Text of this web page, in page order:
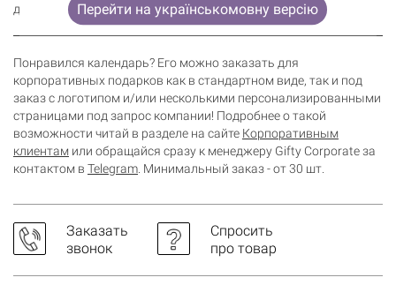
добавляй календарь в корзину!
Понравился календарь? Его можно заказать для
корпоративных подарков как в стандартном виде, так и под
заказ с логотипом и/или несколькими персонализированными
страницами под запрос компании! Подробнее о такой
возможности читай в разделе на сайте Корпоративным
клиентам или обращайся сразу к менеджеру Gifty Corporate за
контактом в Telegram. Минимальный заказ - от 30 шт.
Заказать
звонок
Спросить
про товар
Перейти на українськомовну версію